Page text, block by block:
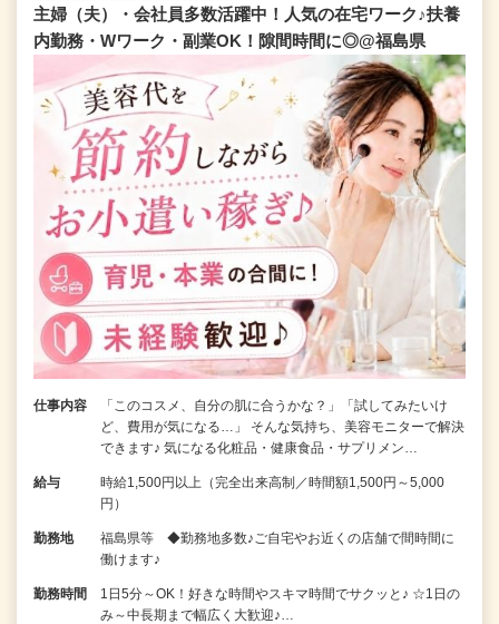
主婦（夫）・会社員多数活躍中！人気の在宅ワーク♪扶養
内勤務・Wワーク・副業OK！隙間時間に◎@福島県
仕事内容
「このコスメ、自分の肌に合うかな？」「試してみたいけ
ど、費用が気になる…」 そんな気持ち、美容モニターで解決
できます♪ 気になる化粧品・健康食品・サプリメン…
給与
時給1,500円以上（完全出来高制／時間額1,500円～5,000
円）
勤務地
福島県等 ◆勤務地多数♪ご自宅やお近くの店舗で間時間に
働けます♪
勤務時間
1日5分～OK！好きな時間やスキマ時間でサクッと♪ ☆1日の
み～中長期まで幅広く大歓迎♪…